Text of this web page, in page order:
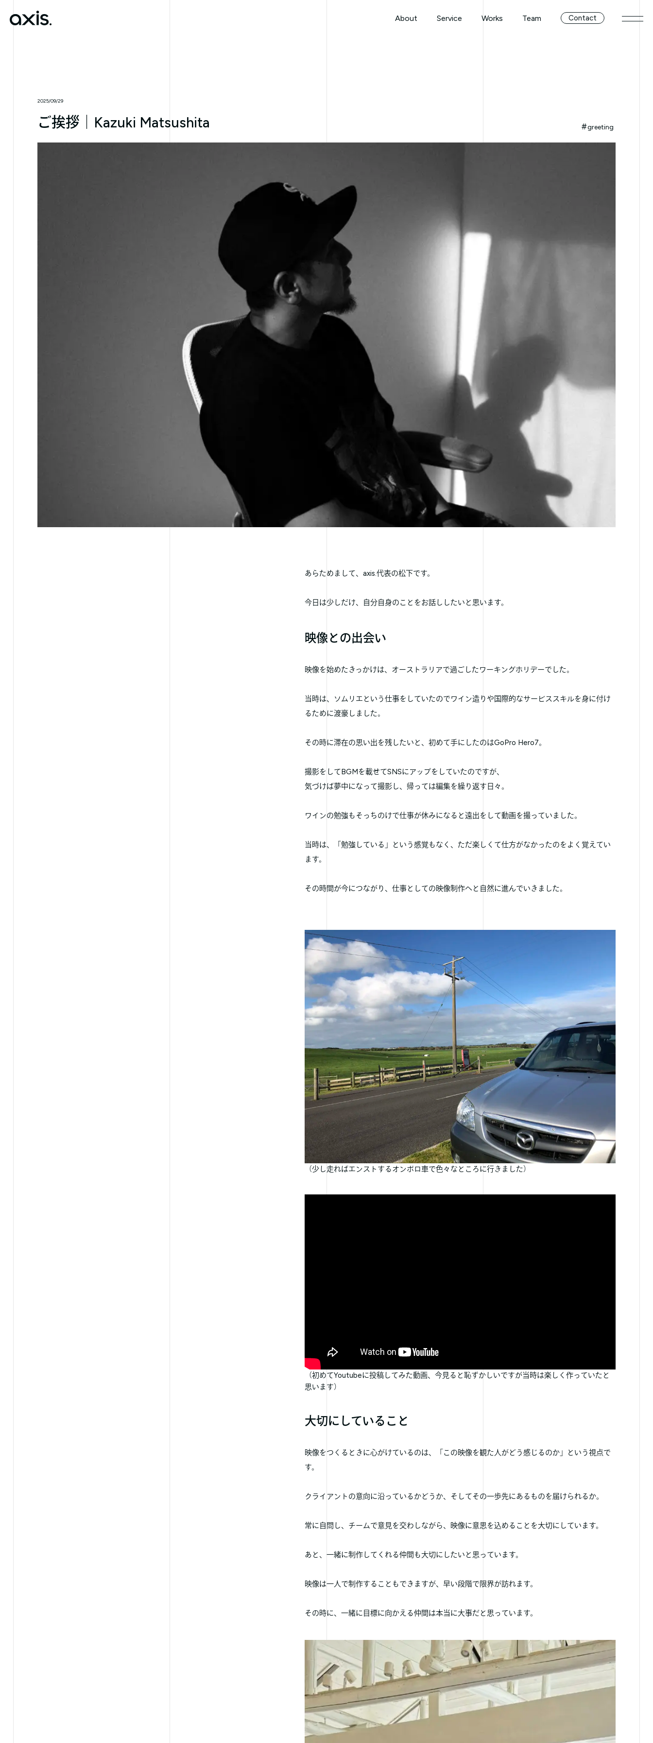
About
Service
Works
Team
Contact
メニ
2025/09/29
ご挨拶｜Kazuki Matsushita greeting
あらためまして、axis.代表の松下です。
今日は少しだけ、自分自身のことをお話ししたいと思います。
映像との出会い
映像を始めたきっかけは、オーストラリアで過ごしたワーキングホリデーでした。
当時は、ソムリエという仕事をしていたのでワイン造りや国際的なサービススキルを身に付け
るために渡豪しました。
その時に滞在の思い出を残したいと、初めて手にしたのはGoPro Hero7。
撮影をしてBGMを載せてSNSにアップをしていたのですが、
気づけば夢中になって撮影し、帰っては編集を繰り返す日々。
ワインの勉強もそっちのけで仕事が休みになると遠出をして動画を撮っていました。
当時は、「勉強している」という感覚もなく、ただ楽しくて仕方がなかったのをよく覚えてい
ます。
その時間が今につながり、仕事としての映像制作へと自然に進んでいきました。
（少し走ればエンストするオンボロ車で色々なところに行きました）
（初めてYoutubeに投稿してみた動画、今見ると恥ずかしいですが当時は楽しく作っていたと
思います）
大切にしていること
映像をつくるときに心がけているのは、「この映像を観た人がどう感じるのか」という視点で
す。
クライアントの意向に沿っているかどうか、そしてその一歩先にあるものを届けられるか。
常に自問し、チームで意見を交わしながら、映像に意思を込めることを大切にしています。
あと、一緒に制作してくれる仲間も大切にしたいと思っています。
映像は一人で制作することもできますが、早い段階で限界が訪れます。
その時に、一緒に目標に向かえる仲間は本当に大事だと思っています。